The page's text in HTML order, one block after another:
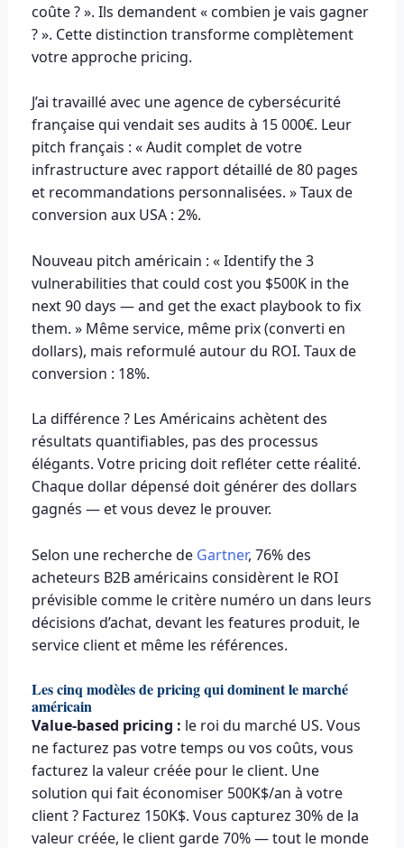
coûte ? ». Ils demandent « combien je vais gagner
? ». Cette distinction transforme complètement
votre approche pricing.
J’ai travaillé avec une agence de cybersécurité
française qui vendait ses audits à 15 000€. Leur
pitch français : « Audit complet de votre
infrastructure avec rapport détaillé de 80 pages
et recommandations personnalisées. » Taux de
conversion aux USA : 2%.
Nouveau pitch américain : « Identify the 3
vulnerabilities that could cost you $500K in the
next 90 days — and get the exact playbook to fix
them. » Même service, même prix (converti en
dollars), mais reformulé autour du ROI. Taux de
conversion : 18%.
La différence ? Les Américains achètent des
résultats quantifiables, pas des processus
élégants. Votre pricing doit refléter cette réalité.
Chaque dollar dépensé doit générer des dollars
gagnés — et vous devez le prouver.
Selon une recherche de Gartner, 76% des
acheteurs B2B américains considèrent le ROI
prévisible comme le critère numéro un dans leurs
décisions d’achat, devant les features produit, le
service client et même les références.
Les cinq modèles de pricing qui dominent le marché
américain
Value-based pricing : le roi du marché US. Vous
ne facturez pas votre temps ou vos coûts, vous
facturez la valeur créée pour le client. Une
solution qui fait économiser 500K$/an à votre
client ? Facturez 150K$. Vous capturez 30% de la
valeur créée, le client garde 70% — tout le monde